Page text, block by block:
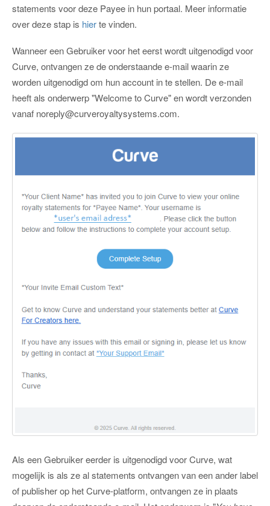
statements voor deze Payee in hun portaal. Meer informatie
over deze stap is hierte vinden.
Wanneer een Gebruiker voor het eerst wordt uitgenodigd voor
Curve, ontvangen ze de onderstaande e-mail waarin ze
worden uitgenodigd om hun account in te stellen. De e-mail
heeft als onderwerp "Welcome to Curve" en wordt verzonden
vanaf noreply@curveroyaltysystems.com.
Als een Gebruiker eerder is uitgenodigd voor Curve, wat
mogelijk is als ze al statements ontvangen van een ander label
of publisher op het Curve-platform, ontvangen ze in plaats